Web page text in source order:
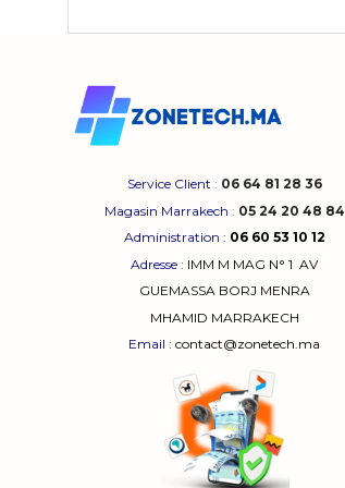
Service Client : 06 64 81 28 36
Magasin Marrakech : 05 24 20 48 84
Administration : 06 60 53 10 12
Adresse : IMM M MAG N° 1AV
GUEMASSA BORJ MENRA
MHAMID MARRAKECH
Email : contact@zonetech.ma